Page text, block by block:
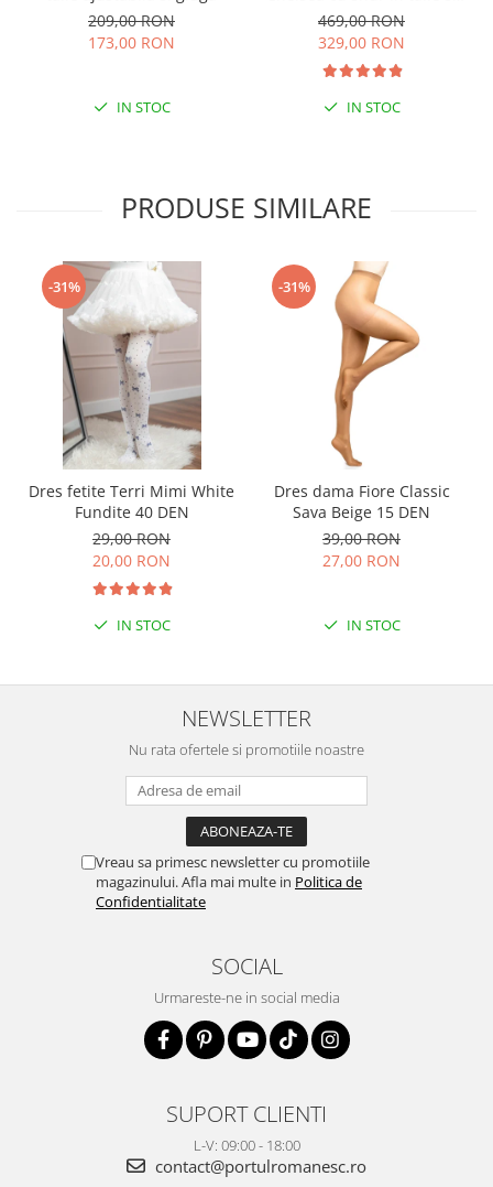
209,00 RON
173,00 RON
IN STOC
buzunare functionale -
Negru
469,00 RON
329,00 RON
IN STOC
PRODUSE SIMILARE
-31%
Dres fetite Terri Mimi White
Fundite 40 DEN
29,00 RON
20,00 RON
IN STOC
-31%
Dres dama Fiore Classic
Sava Beige 15 DEN
39,00 RON
27,00 RON
IN STOC
NEWSLETTER
Nu rata ofertele si promotiile noastre
Vreau sa primesc newsletter cu promotiile
magazinului. Afla mai multe in Politica de
Confidentialitate
SOCIAL
Urmareste-ne in social media
SUPORT CLIENTI
L-V: 09:00 - 18:00
contact@portulromanesc.ro